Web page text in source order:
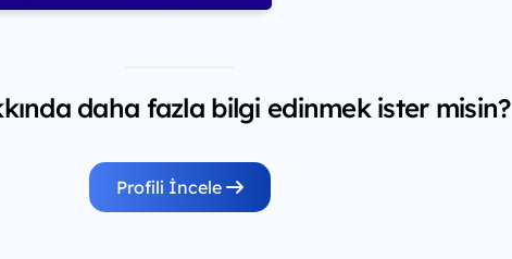
daha fazla bilgi edinmek ister misin?
Profili İncele